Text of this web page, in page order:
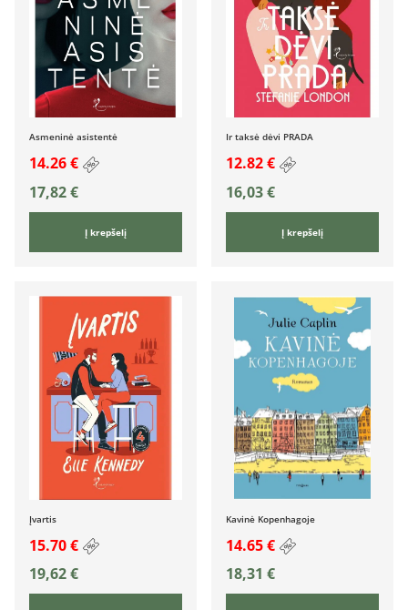
Asmeninė asistentė
14.26 €
17,82€
Į krepšelį
Ir taksė dėvi PRADA
12.82 €
16,03€
Į krepšelį
Įvartis
15.70 €
19,62€
Kavinė Kopenhagoje
14.65 €
18,31 €